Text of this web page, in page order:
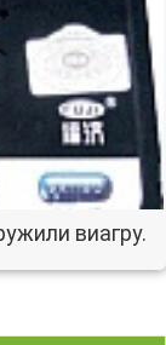
виагру.